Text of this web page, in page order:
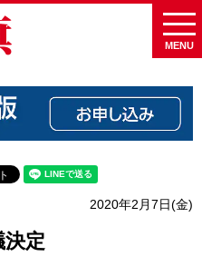
MENU
2020年2月7日(金)
定